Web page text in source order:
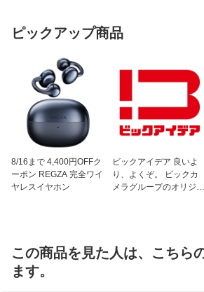
ピックアップ商品
8/16まで 4,400円OFFク
ーポン REGZA 完全ワイ
ヤレスイヤホン
ビックアイデア 良いよ
り、よくぞ。 ビックカ
メラグループのオリジナ
この商品を見た人は、こちら
ます。